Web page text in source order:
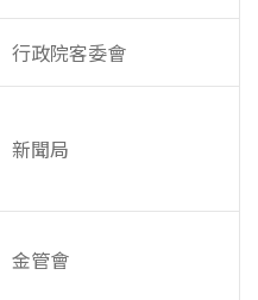
行政院客委會
新聞局
金管會